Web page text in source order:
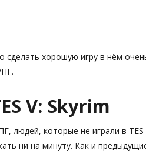
хорошую игру в нём
V: Skyrim
людей, которые не играли в TES
ни на минуту. Как и